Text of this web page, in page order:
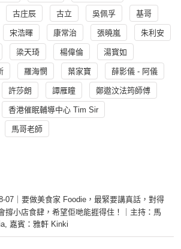
古庄辰 古立 吳佩孚 基哥
宋浩暉 康常治 張曉嵐 朱利安
梁天琦 楊偉倫 湯寳如
羅海憫 葉家寶 薛影儀 - 阿儀
許莎朗 譚雁瞳 鄭遨汶法筠師傅
香港催眠輔導中心 Tim Sir
馬哥老師
07｜要做美食家 Foodie，最緊要講真話，對得
撐小店食肆，希望佢哋能捱得住！｜主持：馬
嘉賓：雅軒 Kinki